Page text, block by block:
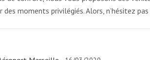
moments privilégiés. Alors, n’hésitez